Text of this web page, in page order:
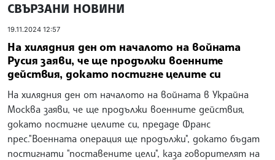
СВЪРЗАНИ НОВИНИ
19.11.2024 12:57
На хилядния ден от началото на войната
Русия заяви, че ще продължи военните
действия, докато постигне целите си
На хилядния ден от началото на войната в Украйна
Москва заяви, че ще продължи военните действия,
докато постигне целите си, предаде Франс
прес."Военната операция ще продължи", докато бъдат
постигнати "поставените цели", каза говорителят на